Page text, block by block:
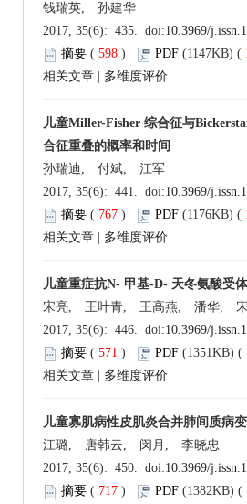
钱瑞英, 孙建华
2017, 35(6): 435. doi:10.3969/
摘要 ( 598 ) PDF (1147KB) (
相关文章
多维度评价
儿童Miller-Fisher 综合征与
合征重叠的概率和时间
孙瑞迪, 付斌, 江军
2017, 35(6): 441. doi:10.3969/
摘要 ( 767 ) PDF (1176KB) (
相关文章
多维度评价
儿童重症抗N- 甲基-D- 天冬氨酸受
宋亮, 王叶青, 王高燕, 潘华, 宋
2017, 35(6): 446. doi:10.3969/
摘要 ( 571 ) PDF (1351KB) (
相关文章
多维度评价
儿童寡肌病性皮肌炎合并肺间质病
江璐, 唐韩云, 闵月, 李晓忠
2017, 35(6): 450. doi:10.3969/
摘要 ( 717 ) PDF (1382KB) (